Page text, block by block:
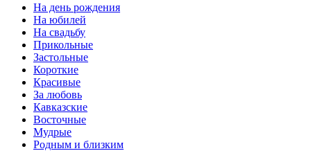
На день рождения
На юбилей
На свадьбу
Прикольные
Застольные
Короткие
Красивые
За любовь
Кавказские
Восточные
Мудрые
Родным и близким